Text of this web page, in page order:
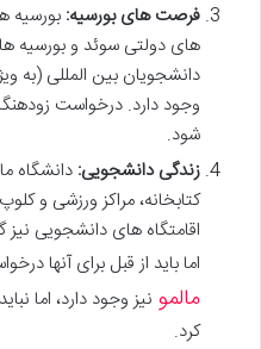
فرصت های بورسیه: بورسیه
های دولتی سوئد و بورسیه
دانشجویان بین المللی (به
وجود دارد. درخواست
شود.
زندگی دانشجویی: دانشگاه
کتابخانه، مراکز ورزشی و
اقامتگاه های دانشجویی
اما باید از قبل برای آنها
مالمو نیز وجود دارد، اما
کرد.